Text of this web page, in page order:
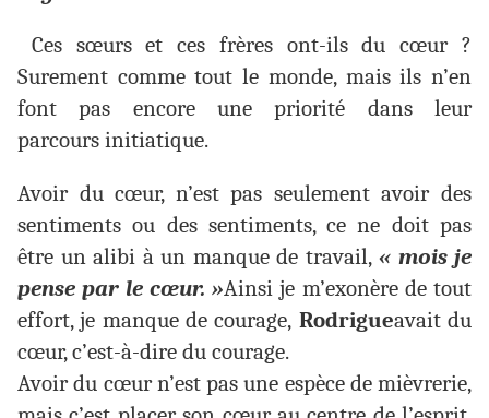
Ces sœurs et ces frères ont-ils du cœur ?
Surement comme tout le monde, mais ils n’en
font pas encore une priorité dans leur
parcours initiatique.
Avoir du cœur, n’est pas seulement avoir des
sentiments ou des sentiments, ce ne doit pas
être un alibi à un manque de travail, « mois je
pense par le cœur. »Ainsi je m’exonère de tout
effort, je manque de courage, Rodrigueavait du
cœur, c’est-à-dire du courage.
Avoir du cœur n’est pas une espèce de mièvrerie,